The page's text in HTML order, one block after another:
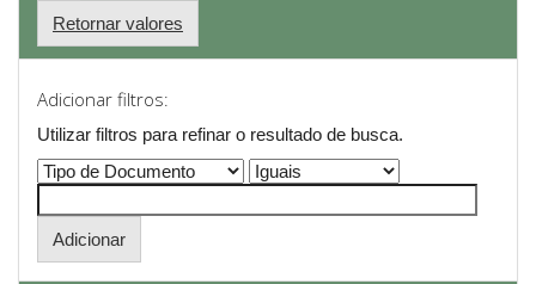
Retornar valores
Adicionar filtros:
Utilizar filtros para refinar o resultado de busca.